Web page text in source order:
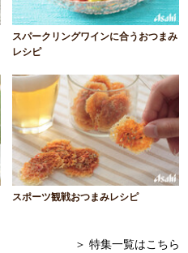
スパークリングワインに合うおつまみ
レシピ
スポーツ観戦おつまみレシピ
＞ 特集一覧はこちら